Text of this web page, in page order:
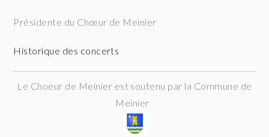
Présidente du Chœur de Meinier
Historique des concerts
Le Choeur de Meinier est soutenu par la Commune de
Meinier